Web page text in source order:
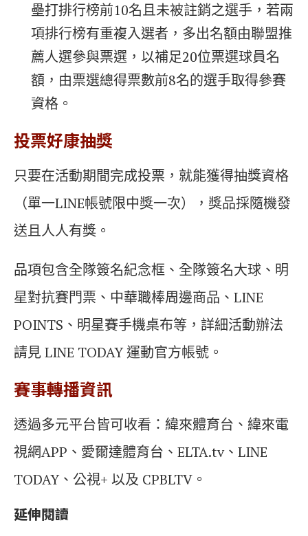
壘打排行榜前10名且未被註銷之選手，若兩
項排行榜有重複入選者，多出名額由聯盟推
薦人選參與票選，以補足20位票選球員名
額，由票選總得票數前8名的選手取得參賽
資格。
投票好康抽獎
只要在活動期間完成投票，就能獲得抽獎資格
（單一LINE帳號限中獎一次），獎品採隨機發
送且人人有獎。
品項包含全隊簽名紀念框、全隊簽名大球、明
星對抗賽門票、中華職棒周邊商品、LINE
POINTS、明星賽手機桌布等，詳細活動辦法
請見 LINE TODAY 運動官方帳號。
賽事轉播資訊
透過多元平台皆可收看：緯來體育台、緯來電
視網APP、愛爾達體育台、ELTA.tv、LINE
TODAY、公視+ 以及 CPBLTV。
延伸閱讀